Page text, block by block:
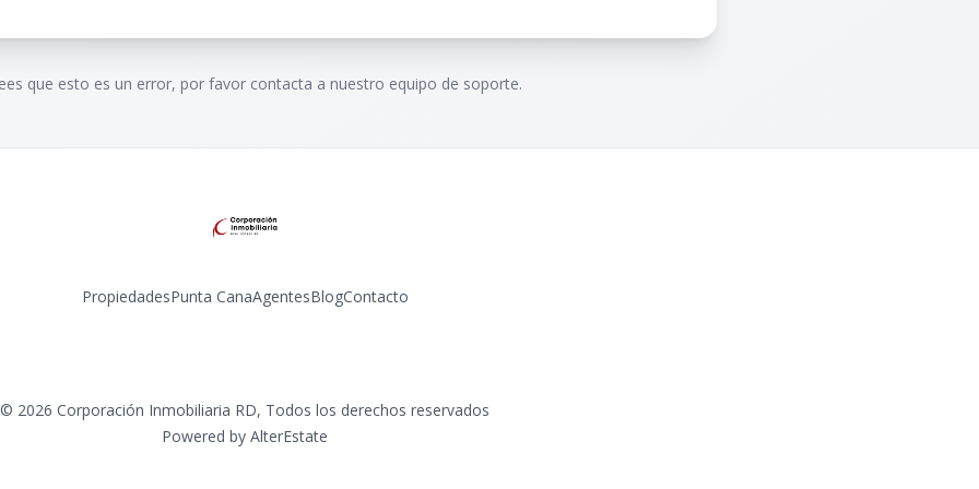
que esto es un error, por favor contacta a nuestro equipo de soporte.
PropiedadesPunta CanaAgentesBlogContacto
© 2026 Corporación Inmobiliaria RD, Todos los derechos reservados
Powered by AlterEstate